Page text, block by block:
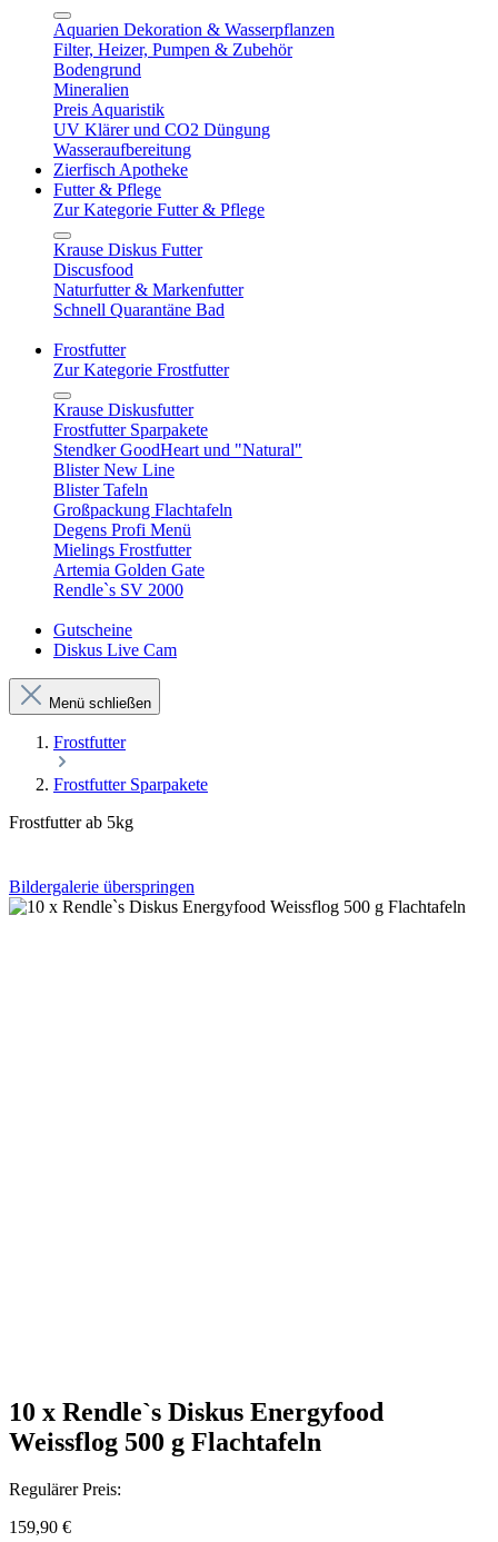
Aquarien Dekoration & Wasserpflanzen
Filter, Heizer, Pumpen & Zubehör
Bodengrund
Mineralien
Preis Aquaristik
UV Klärer und CO2 Düngung
Wasseraufbereitung
Zierfisch Apotheke
Futter & Pflege
Zur Kategorie Futter & Pflege
Krause Diskus Futter
Discusfood
Naturfutter & Markenfutter
Schnell Quarantäne Bad
Frostfutter
Zur Kategorie Frostfutter
Krause Diskusfutter
Frostfutter Sparpakete
Stendker GoodHeart und "Natural"
Blister New Line
Blister Tafeln
Großpackung Flachtafeln
Degens Profi Menü
Mielings Frostfutter
Artemia Golden Gate
Rendle`s SV 2000
Gutscheine
Diskus Live Cam
Menü schließen
Frostfutter
Frostfutter Sparpakete
Frostfutter ab 5kg
Bildergalerie überspringen
10 x Rendle`s Diskus Energyfood
Weissflog 500 g Flachtafeln
Regulärer Preis:
159,90 €